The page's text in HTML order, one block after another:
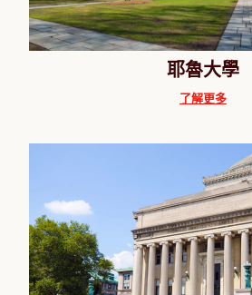
耶魯大學
了解更多